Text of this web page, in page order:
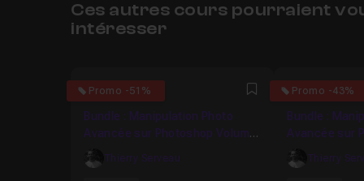
Ces autres cours pourraient
intéresser
Promo -51%
5 Favori
Bundle : Manipulation Photo
Avancée sur Photoshop Volume
4
Thierry Serveau
Promo -43%
5
Bundle :
Avancée sur
3
Thierry